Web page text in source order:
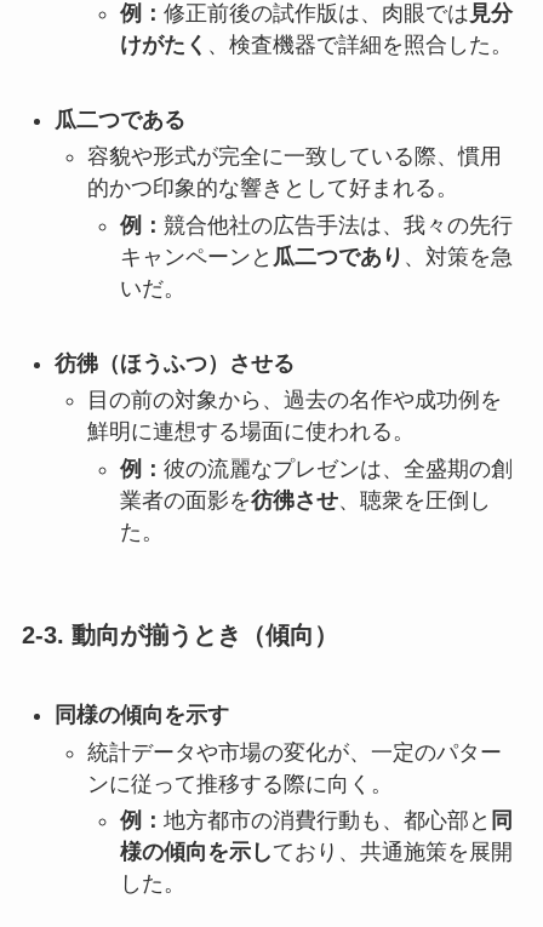
例： 修正前後の試作版は、肉眼では 見分
けがたく 、検査機器で詳細を照合した。
瓜二つである
容貌や形式が完全に一致している際、慣用
的かつ印象的な響きとして好まれる。
例： 競合他社の広告手法は、我々の先行
キャンペーンと 瓜二つであり 、対策を急
いだ。
彷彿（ほうふつ）させる
目の前の対象から、過去の名作や成功例を
鮮明に連想する場面に使われる。
例： 彼の流麗なプレゼンは、全盛期の創
業者の面影を彷彿させ、聴衆を圧倒し
た。
2-3. 動向が揃うとき（傾向）
同様の傾向を示す
統計データや市場の変化が、一定のパター
ンに従って推移する際に向く。
例： 地方都市の消費行動も、都心部と 同
様の傾向を示しており、共通施策を展開
した。